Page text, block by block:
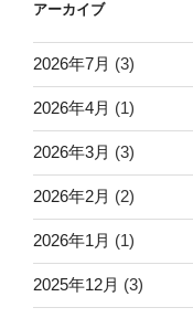
アーカイブ
2026年7月 (3)
2026年4月 (1)
2026年3月 (3)
2026年2月 (2)
2026年1月 (1)
2025年12月 (3)